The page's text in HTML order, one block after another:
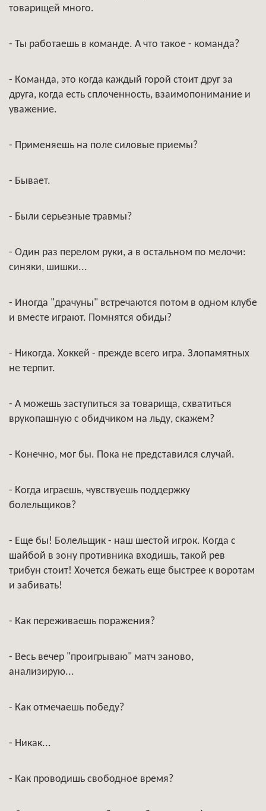
товарищей много.
- Ты работаешь в команде. А что такое - команда?
- Команда, это когда каждый горой стоит друг за
друга, когда есть сплоченность, взаимопонимание и
уважение.
- Применяешь на поле силовые приемы?
- Бывает.
- Были серьезные травмы?
- Один раз перелом руки, а в остальном по мелочи:
синяки, шишки...
- Иногда "драчуны" встречаются потом в одном клубе
и вместе играют. Помнятся обиды?
- Никогда. Хоккей - прежде всего игра. Злопамятных
не терпит.
- А можешь заступиться за товарища, схватиться
врукопашную с обидчиком на льду, скажем?
- Конечно, мог бы. Пока не представился случай.
- Когда играешь, чувствуешь поддержку
болельщиков?
- Еще бы! Болельщик - наш шестой игрок. Когда с
шайбой в зону противника входишь, такой рев
трибун стоит! Хочется бежать еще быстрее к воротам
и забивать!
- Как переживаешь поражения?
- Весь вечер "проигрываю" матч заново,
анализирую...
- Как отмечаешь победу?
- Никак...
- Как проводишь свободное время?